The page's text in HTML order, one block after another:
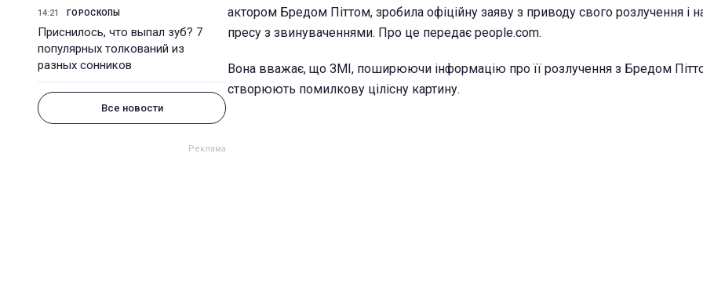
14:21 ГОРОСКОПЫ
Приснилось, что выпал зуб? 7
популярных толкований из
разных сонников
Все новости
актором Бредом Піттом, зробила офіційну заяву з приводу свого розлучення і
пресу з звинуваченнями. Про це передає people.com.
Вона вважає, що ЗМІ, поширюючи інформацію про її розлучення з Бредом
створюють помилкову цілісну картину.